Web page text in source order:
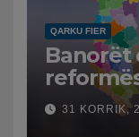
QARKU FIER
Banorët
qytetit
31 KORRIK,